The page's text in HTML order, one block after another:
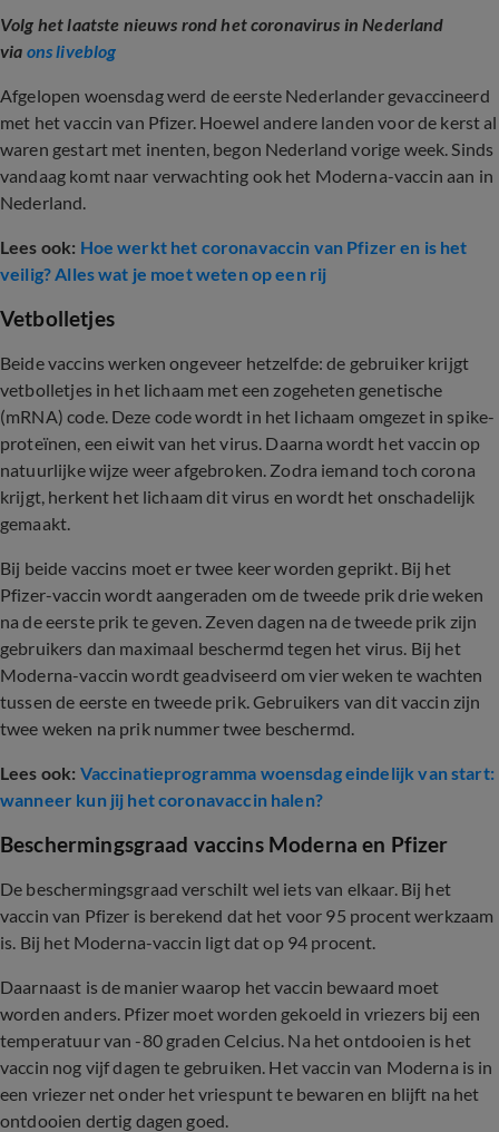
Volg het laatste nieuws rond het coronavirus in Nederland
via ons liveblog
Afgelopen woensdag werd de eerste Nederlander gevaccineerd
met het vaccin van Pfizer. Hoewel andere landen voor de kerst al
waren gestart met inenten, begon Nederland vorige week. Sinds
vandaag komt naar verwachting ook het Moderna-vaccin aan in
Nederland.
Lees ook: Hoe werkt het coronavaccin van Pfizer en is het
veilig? Alles wat je moet weten op een rij
Vetbolletjes
Beide vaccins werken ongeveer hetzelfde: de gebruiker krijgt
vetbolletjes in het lichaam met een zogeheten genetische
(mRNA) code. Deze code wordt in het lichaam omgezet in spike-
proteïnen, een eiwit van het virus. Daarna wordt het vaccin op
natuurlijke wijze weer afgebroken. Zodra iemand toch corona
krijgt, herkent het lichaam dit virus en wordt het onschadelijk
gemaakt.
Bij beide vaccins moet er twee keer worden geprikt. Bij het
Pfizer-vaccin wordt aangeraden om de tweede prik drie weken
na de eerste prik te geven. Zeven dagen na de tweede prik zijn
gebruikers dan maximaal beschermd tegen het virus. Bij het
Moderna-vaccin wordt geadviseerd om vier weken te wachten
tussen de eerste en tweede prik. Gebruikers van dit vaccin zijn
twee weken na prik nummer twee beschermd.
Lees ook: Vaccinatieprogramma woensdag eindelijk van start:
wanneer kun jij het coronavaccin halen?
Beschermingsgraad vaccins Moderna en Pfizer
De beschermingsgraad verschilt wel iets van elkaar. Bij het
vaccin van Pfizer is berekend dat het voor 95 procent werkzaam
is. Bij het Moderna-vaccin ligt dat op 94 procent.
Daarnaast is de manier waarop het vaccin bewaard moet
worden anders. Pfizer moet worden gekoeld in vriezers bij een
temperatuur van -80 graden Celcius. Na het ontdooien is het
vaccin nog vijf dagen te gebruiken. Het vaccin van Moderna is in
een vriezer net onder het vriespunt te bewaren en blijft na het
ontdooien dertig dagen goed.